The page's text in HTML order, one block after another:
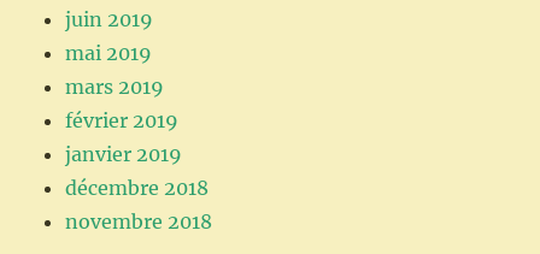
juin 2019
mai 2019
mars 2019
février 2019
janvier 2019
décembre 2018
novembre 2018